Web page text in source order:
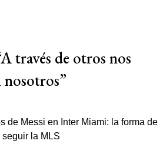
través de otros nos